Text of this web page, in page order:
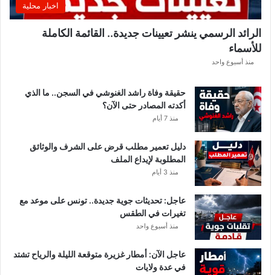
اخبار محلية
الرائد الرسمي ينشر تعيينات جديدة.. القائمة الكاملة
للأسماء
منذ أسبوع واحد
حقيقة وفاة راشد الغنوشي في السجن.. ما الذي
أكدته المصادر حتى الآن؟
منذ 7 أيام
دليل تعمير مطلب قرض على الشرف والوثائق
المطلوبة لإيداع الملف
منذ 3 أيام
عاجل: تحديثات جوية جديدة.. تونس على موعد مع
تغيرات في الطقس
منذ أسبوع واحد
عاجل الآن: أمطار غزيرة متوقعة الليلة والرياح تشتد
في عدة ولايات